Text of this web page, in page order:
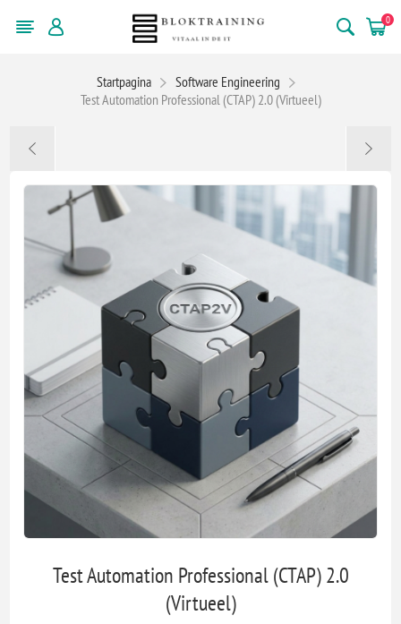
0
Startpagina
Software Engineering
Test Automation Professional (CTAP) 2.0 (Virtueel)
Test Automation Professional (CTAP) 2.0
(Virtueel)